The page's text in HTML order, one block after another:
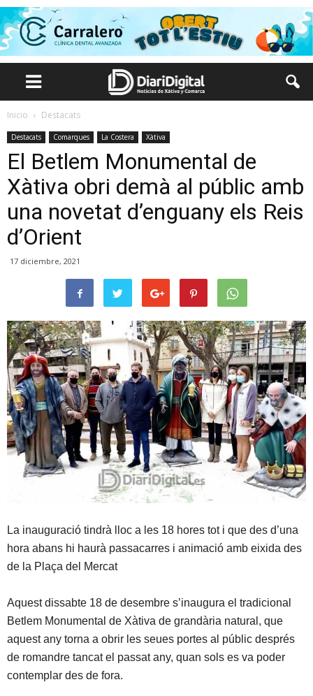
Inicio Destacats
Destacats Comarques La Costera Xàtiva
El Betlem Monumental de
Xàtiva obri demà al públic amb
una novetat d’enguany els Reis
d’Orient
17 diciembre, 2021
La inauguració tindrà lloc a les 18 hores tot i que des d’una
hora abans hi haurà passacarres i animació amb eixida des
de la Plaça del Mercat
Aquest dissabte 18 de desembre s’inaugura el tradicional
Betlem Monumental de Xàtiva de grandària natural, que
aquest any torna a obrir les seues portes al públic després
de romandre tancat el passat any, quan sols es va poder
contemplar des de fora.